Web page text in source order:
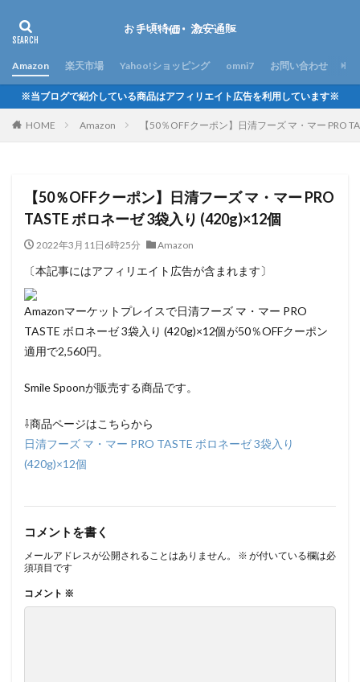
Amazon 楽天市場 Yahoo!ショッピング omni7 お問い合わせ
※当ブログで紹介している商品はアフィリエイト広告を利用しています※
HOME Amazon 【50％OFFクーポン】日清フーズ マ・マー PRO
【50％OFFクーポン】日清フーズ マ・マー PRO
TASTE ボロネーゼ 3袋入り (420g)×12個
2022年3月11日6時25分 Amazon
〔本記事にはアフィリエイト広告が含まれます〕
Amazonマーケットプレイスで日清フーズ マ・マー PRO
TASTE ボロネーゼ 3袋入り (420g)×12個が50％OFFクーポン
適用で2,560円。
Smile Spoonが販売する商品です。
⇩商品ページはこちらから
日清フーズ マ・マー PRO TASTE ボロネーゼ 3袋入り
(420g)×12個
コメントを書く
メールアドレスが公開されることはありません。 ※ が付いている欄は必
須項目です
コメント ※